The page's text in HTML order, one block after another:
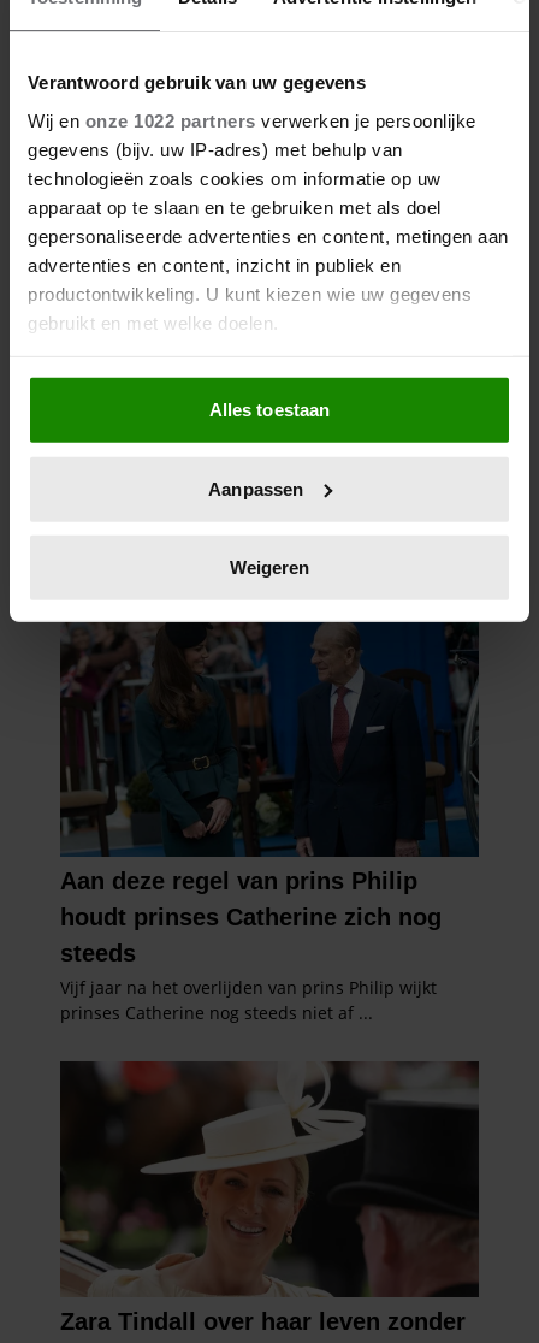
Verantwoord gebruik van uw gegevens
Wij en onze 1022 partners verwerken je persoonlijke
gegevens (bijv. uw IP-adres) met behulp van
technologieën zoals cookies om informatie op uw
apparaat op te slaan en te gebruiken met als doel
gepersonaliseerde advertenties en content, metingen aan
advertenties en content, inzicht in publiek en
productontwikkeling. U kunt kiezen wie uw gegevens
gebruikt en met welke doelen.
Als u het toestaat, willen we ook graag:
Informatie verzamelen over uw geografische
locatie, die tot een paar meter nauwkeurig kan zijn
scannen op specifieke eigenschappen (fingerprinting)
verwerkt en stel uw voorkeuren in het
intrekken in de Cookieverklaring.
We gebruiken cookies om content en advertenties te
personaliseren, om functies voor social media te bieden
en om ons websiteverkeer te analyseren. Ook delen we
informatie over uw gebruik van onze site met onze
partners voor social media, adverteren en analyse. Deze
partners kunnen deze gegevens combineren met andere
informatie die u aan ze heeft verstrekt of die ze hebben
verzameld op basis van uw gebruik van hun services. U
gaat akkoord met onze cookies als u onze website blijft
Alles toestaan
Aanpassen
Weigeren
CATHERINE
KATE EN CAMILLA HEBBEN EEN
GESPANNEN BAND: DÍT IS DE
REDEN